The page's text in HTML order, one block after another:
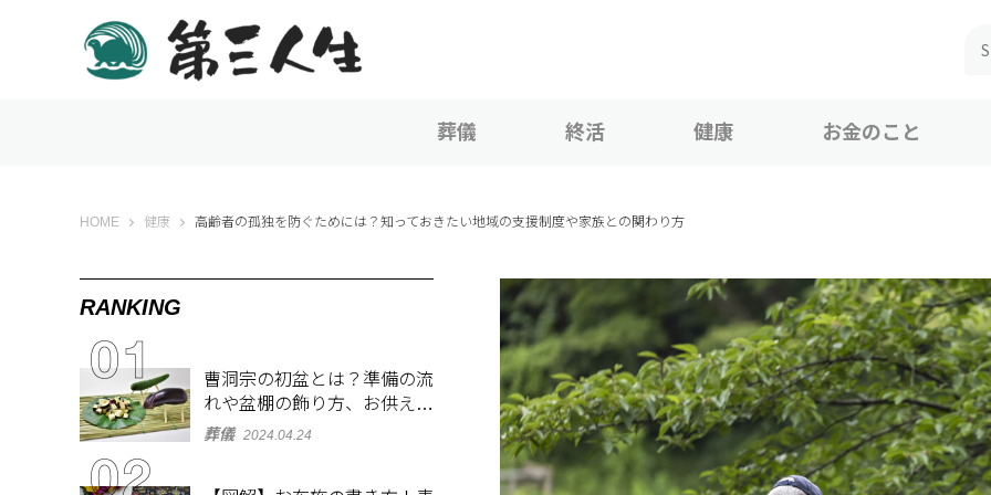
葬儀 終活 健康 お金のこと
HOME 第三人生 〜寄り道の歩き方〜
健康 高齢者の孤独を防ぐためには？知っておきたい地域の支援制度や家族との関わり方
RANKING
曹洞宗の初盆とは？準備の流
れや盆棚の飾り方、お供え物
を解説
葬儀 2024.04.24